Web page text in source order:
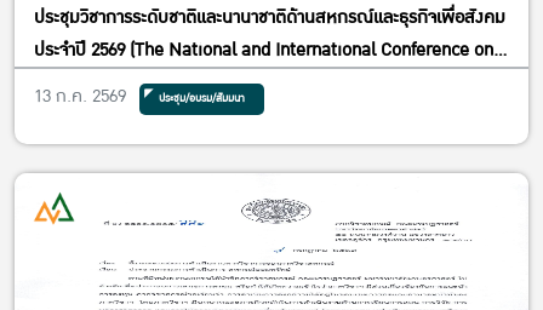
ประชุมวิชาการระดับชาติและนานาชาติด้านสหกรณ์และธุรกิจเพื่อสังคม
ประจำปี 2569 (The National and International Conference on
Cooperatives and Social Enterprises 2026) ภายใต้หัวข้อ “The
Next Paradigm: Redefining Cooperatives and Enterprises
through ESG Integration” ในวันพฤหัสบดีที่ 16 กรกฎาคม 2569 ณ
Convention Hall ชั้น 2 อาคารปฏิบัติการคณะเศรษฐศาสตร์ (อาคาร
5) มหาวิทยาลัยเกษตรศาสตร์
13 ก.ค. 2569 ประชุม/อบรม/สัมมนา